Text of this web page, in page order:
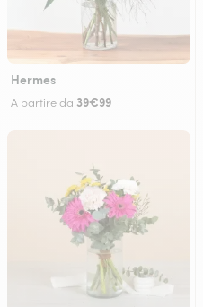
Hermes
A partire da 39€99